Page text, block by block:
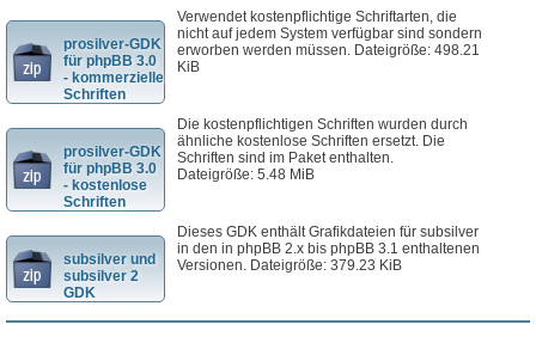
prosilver-GDK
für phpBB 3.0
- kommerzielle
Schriften
Verwendet kostenpflichtige Schriftarten, die
nicht auf jedem System verfügbar sind sondern
erworben werden müssen. Dateigröße: 498.21
KiB
prosilver-GDK
für phpBB 3.0
- kostenlose
Schriften
Die kostenpflichtigen Schriften wurden durch
ähnliche kostenlose Schriften ersetzt. Die
Schriften sind im Paket enthalten.
Dateigröße: 5.48 MiB
subsilver und
subsilver 2
GDK
Dieses GDK enthält Grafikdateien für subsilver
in den in phpBB 2.x bis phpBB 3.1 enthaltenen
Versionen. Dateigröße: 379.23 KiB